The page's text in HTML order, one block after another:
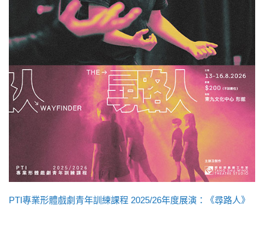
PTI專業形體戲劇青年訓練課程 2025/26年度展演：《尋路人》